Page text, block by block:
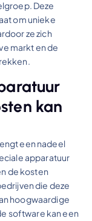
Deze
om unieke
ze zich
markt en de
kan
een nadeel
apparatuur
de kosten
die deze
hoogwaardige
software kan een